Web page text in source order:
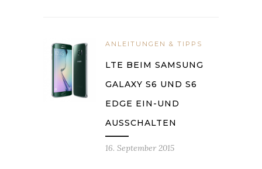
ANLEITUNGEN & TIPPS
LTE BEIM SAMSUNG
GALAXY S6 UND S6
EDGE EIN-UND
AUSSCHALTEN
16. September 2015